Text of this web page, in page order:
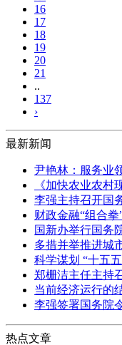
16
17
18
19
20
21
..
137
›
最新新闻
尹艳林：服务业
《加快农业农村
李强主持召开国
财政金融“组合
国新办举行国务
多措并举推进城
科学谋划 “十五
郑栅洁主任主持
当前经济运行的
李强签署国务院
热点文章